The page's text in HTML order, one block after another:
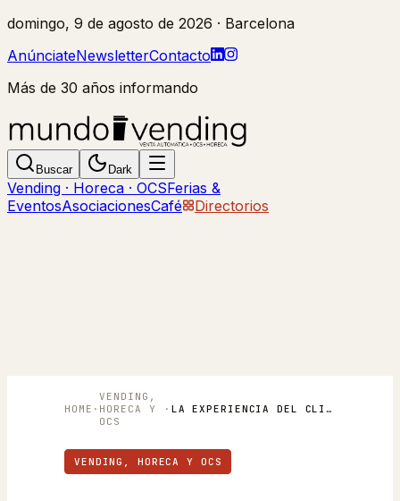
domingo, 9 de agosto de 2026 · Barcelona
AnúnciateNewsletterContacto
Más de 30 años informando
Buscar Dark
Vending · Horeca · OCSFerias &
EventosAsociacionesCafé Directorios
HOME ·
VENDING,
HORECA Y
OCS
· LA EXPERIENCIA DEL CLIENTE, LA TECNOLOGÍA Y LA SOSTENIBILIDAD, EN EL PUNTO DE MIRA DE FAS
VENDING, HORECA Y OCS